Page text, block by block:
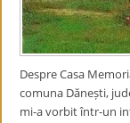
Despre Casa
comuna Dănești,
mi-a vorbit într-un